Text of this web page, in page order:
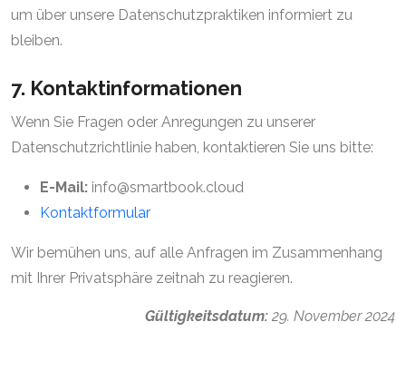
um über unsere Datenschutzpraktiken informiert zu
bleiben.
7. Kontaktinformationen
Wenn Sie Fragen oder Anregungen zu unserer
Datenschutzrichtlinie haben, kontaktieren Sie uns bitte:
E-Mail: info@smartbook.cloud
Kontaktformular
Wir bemühen uns, auf alle Anfragen im Zusammenhang
mit Ihrer Privatsphäre zeitnah zu reagieren.
Gültigkeitsdatum: 29. November 2024